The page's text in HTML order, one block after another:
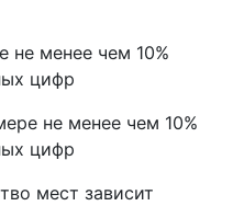
не менее чем 10%
цифр
не менее чем 10%
цифр
мест зависит